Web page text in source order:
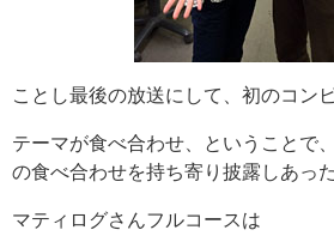
ことし最後の放送にして、初のコン
テーマが食べ合わせ、ということで
の食べ合わせを持ち寄り披露しあっ
マティログさんフルコースは